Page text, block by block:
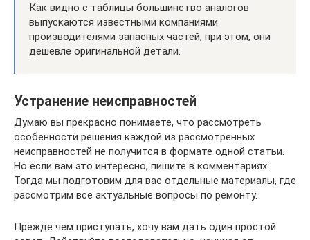
Как видно с таблицы большинство аналогов
выпускаются известными компаниями
производителями запасных частей, при этом, они
дешевле оригинальной детали.
Устранение неисправностей
Думаю вы прекрасно понимаете, что рассмотреть
особенности решения каждой из рассмотренных
неисправностей не получится в формате одной статьи.
Но если вам это интересно, пишите в комментариях.
Тогда мы подготовим для вас отдельные материалы, где
рассмотрим все актуальные вопросы по ремонту.
Прежде чем приступать, хочу вам дать один простой